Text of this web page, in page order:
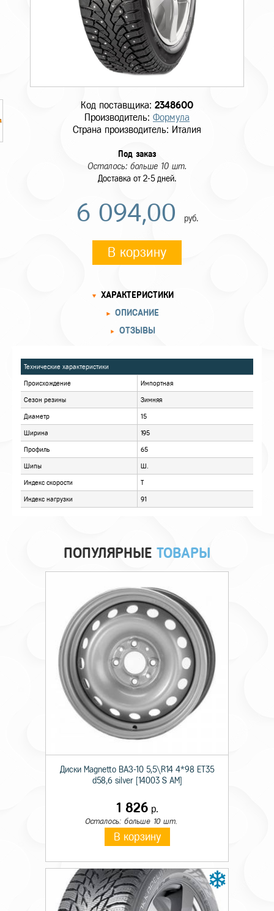
Код поставщика: 2348600
Производитель: Формула
Страна производитель: Италия
Под заказ
Осталось: больше 10 шт.
Доставка от 2-5 дней.
6 094,00 руб.
В корзину
ОПИСАНИЕ
ОТЗЫВЫ
Технические характеристики
Сезон резины Зимняя
Шипы Ш.
Индекс скорости T
ПОПУЛЯРНЫЕ ТОВАРЫ
Диски Magnetto ВАЗ-10 5,5\R14 4*98 ET35
d58,6 silver [14003 S AM]
1 826р.
Осталось: больше 10 шт.
В корзину